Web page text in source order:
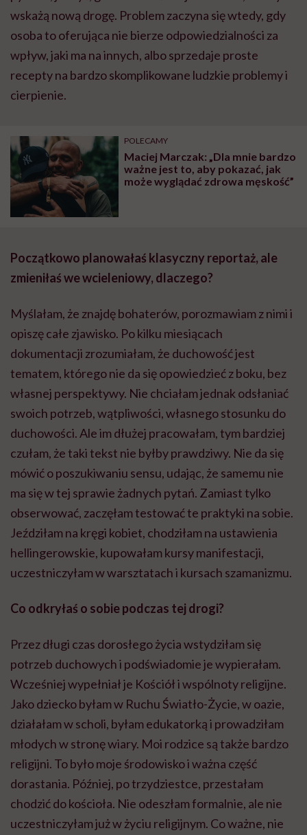
wskażą nową drogę. Problem zaczyna się wtedy, gdy
osoba to oferująca nie bierze odpowiedzialności za
wpływ, jaki ma na innych, albo sprzedaje proste
recepty na bardzo skomplikowane ludzkie problemy i
cierpienie.
POLECAMY
Maciej Marczak: „Dla mnie bardzo
ważne jest to, aby pokazać, jak
może wyglądać zdrowa męskość”
Początkowo planowałaś klasyczny reportaż, ale
zmieniłaś we wcieleniowy, dlaczego?
Myślałam, że znajdę bohaterów, porozmawiam z nimi i
opiszę całe zjawisko. Po kilku miesiącach
dokumentacji zrozumiałam, że duchowość jest
tematem, którego nie da się opowiedzieć z boku, bez
własnej perspektywy. Nie chciałam jednak odsłaniać
swoich potrzeb, wątpliwości, własnego stosunku do
duchowości. Ale im dłużej pracowałam, tym bardziej
czułam, że taki tekst nie byłby prawdziwy. Nie da się
mówić o poszukiwaniu sensu, udając, że samemu nie
ma się w tej sprawie żadnych pytań. Zamiast tylko
obserwować, zaczęłam testować te praktyki na sobie.
Jeździłam na kręgi kobiet, chodziłam na ustawienia
hellingerowskie, kupowałam kursy manifestacji,
uczestniczyłam w warsztatach i kursach szamanizmu.
Co odkryłaś o sobie podczas tej drogi?
Przez długi czas dorosłego życia wstydziłam się
potrzeb duchowych i podświadomie je wypierałam.
Wcześniej wypełniał je Kościół i wspólnoty religijne.
Jako dziecko byłam w Ruchu Światło-Życie, w oazie,
działałam w scholi, byłam edukatorką i prowadziłam
młodych w stronę wiary. Moi rodzice są także bardzo
religijni. To było moje środowisko i ważna część
dorastania. Później, po trzydziestce, przestałam
chodzić do kościoła. Nie odeszłam formalnie, ale nie
uczestniczyłam już w życiu religijnym. Co ważne, nie